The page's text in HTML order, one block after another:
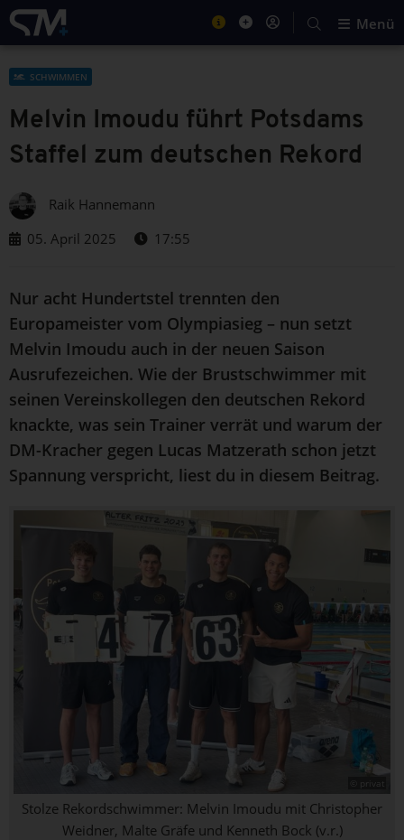
Menü
SCHWIMMEN
Melvin Imoudu führt Potsdams
Staffel zum deutschen Rekord
Raik Hannemann
05. April 2025
17:55
Nur acht Hundertstel trennten den
Europameister vom Olympiasieg – nun setzt
Melvin Imoudu auch in der neuen Saison
Ausrufezeichen. Wie der Brustschwimmer mit
seinen Vereinskollegen den deutschen Rekord
knackte, was sein Trainer verrät und warum der
DM-Kracher gegen Lucas Matzerath schon jetzt
Spannung verspricht, liest du in diesem Beitrag.
© privat
Stolze Rekordschwimmer: Melvin Imoudu mit Christopher
Weidner, Malte Gräfe und Kenneth Bock (v.r.)